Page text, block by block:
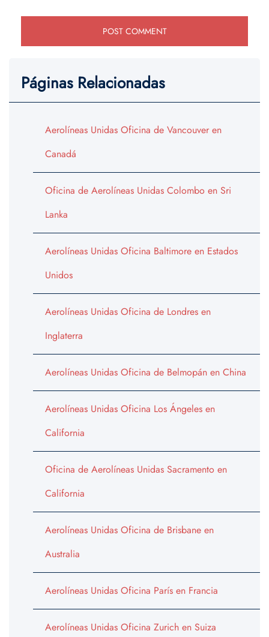
Páginas Relacionadas
Aerolíneas Unidas Oficina de Vancouver en
Canadá
Oficina de Aerolíneas Unidas Colombo en Sri
Lanka
Aerolíneas Unidas Oficina Baltimore en Estados
Unidos
Aerolíneas Unidas Oficina de Londres en
Inglaterra
Aerolíneas Unidas Oficina de Belmopán en China
Aerolíneas Unidas Oficina Los Ángeles en
California
Oficina de Aerolíneas Unidas Sacramento en
California
Aerolíneas Unidas Oficina de Brisbane en
Australia
Aerolíneas Unidas Oficina París en Francia
Aerolíneas Unidas Oficina Zurich en Suiza